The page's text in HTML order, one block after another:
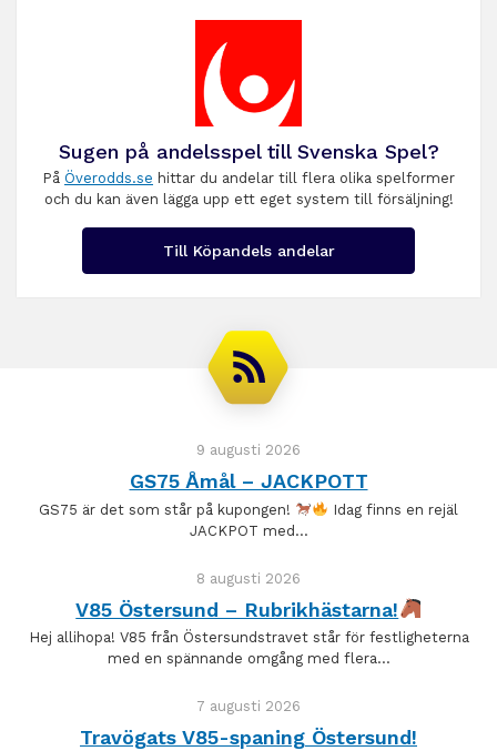
Sugen på andelsspel till Svenska Spel?
På Överodds.se hittar du andelar till flera olika spelformer
och du kan även lägga upp ett eget system till försäljning!
Till Köpandels andelar
9 augusti 2026
GS75 Åmål – JACKPOTT
GS75 är det som står på kupongen!
Idag finns en rejäl
JACKPOT med…
8 augusti 2026
V85 Östersund – Rubrikhästarna!
Hej allihopa! V85 från Östersundstravet står för festligheterna
med en spännande omgång med flera…
7 augusti 2026
Travögats V85-spaning Östersund!